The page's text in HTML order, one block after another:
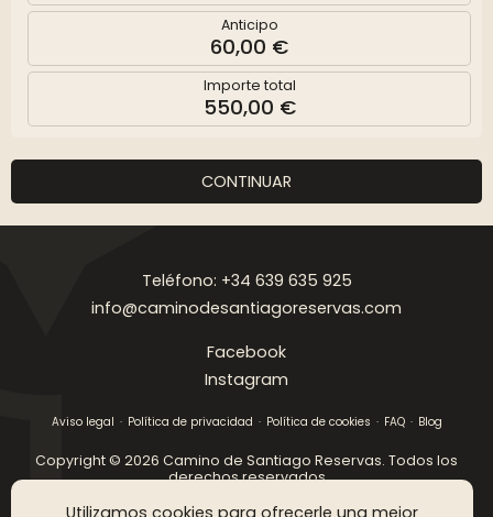
Utilizamos cookies para ofrecerle una mejor
Anticipo
60,00 €
Importe total
550,00 €
CONTINUAR
Teléfono: +34 639 635 925
info@caminodesantiagoreservas.com
Facebook
Instagram
Aviso legal Política de privacidad Política de cookies FAQ Blog
Copyright © 2026 Camino de Santiago Reservas. Todos los
derechos reservados